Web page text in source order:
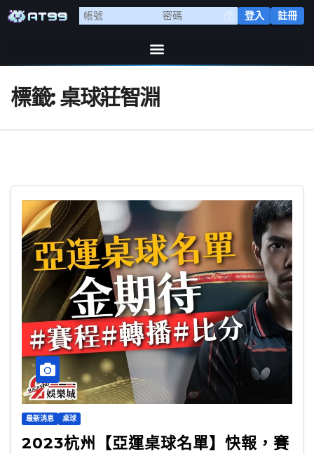
登入 註冊
標籤:桌球莊智淵
最新消息 桌球
2023杭州【亞運桌球名單】快報，賽